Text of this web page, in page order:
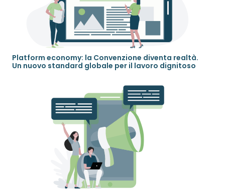
Platform economy: la Convenzione diventa realtà.
Un nuovo standard globale per il lavoro dignitoso